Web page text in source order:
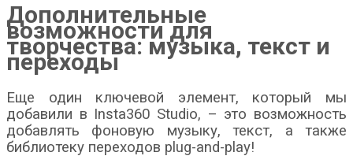
Дополнительные
возможности для
творчества: музыка, текст и
переходы
Еще один ключевой элемент, который мы
добавили в Insta360 Studio, – это возможность
добавлять фоновую музыку, текст, а также
библиотеку переходов plug-and-play!